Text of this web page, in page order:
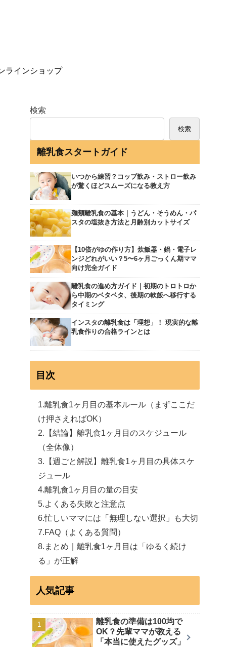
ラインショップ
検索
検索
離乳食スタートガイド
いつから練習？コップ飲み・ストロー飲み
が驚くほどスムーズになる教え方
麺類離乳食の基本｜うどん・そうめん・パ
スタの塩抜き方法と月齢別カットサイズ
【10倍がゆの作り方】炊飯器・鍋・電子レ
ンジどれがいい？5〜6ヶ月ごっくん期ママ
向け完全ガイド
離乳食の進め方ガイド｜初期のトロトロか
ら中期のベタベタ、後期の軟飯へ移行する
タイミング
インスタの離乳食は「理想」！ 現実的な離
乳食作りの合格ラインとは
目次
離乳食1ヶ月目の基本ルール（まずここだ
け押さえればOK）
【結論】離乳食1ヶ月目のスケジュール
（全体像）
【週ごと解説】離乳食1ヶ月目の具体スケ
ジュール
離乳食1ヶ月目の量の目安
よくある失敗と注意点
忙しいママには「無理しない選択」も大切
FAQ（よくある質問）
まとめ｜離乳食1ヶ月目は「ゆるく続け
る」が正解
人気記事
離乳食の準備は100均で
OK？先輩ママが教える
「本当に使えたグッズ」